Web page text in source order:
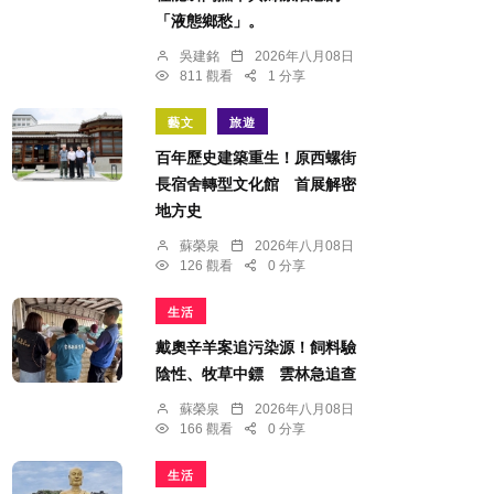
「液態鄉愁」。
吳建銘
2026年八月08日
811 觀看
1 分享
藝文 旅遊
百年歷史建築重生！原西螺街
長宿舍轉型文化館 首展解密
地方史
蘇榮泉
2026年八月08日
126 觀看
0 分享
生活
戴奧辛羊案追污染源！飼料驗
陰性、牧草中鏢 雲林急追查
蘇榮泉
2026年八月08日
166 觀看
0 分享
生活